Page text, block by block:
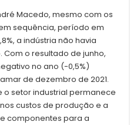
Macedo, mesmo com os
sequência, período em
a indústria não havia
o resultado de junho,
no ano (-0,5%)
de dezembro de 2021.
o setor industrial permanece
custos de produção e a
componentes para a